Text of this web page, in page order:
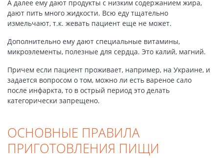
А далее ему дают продукты с низким содержанием жира,
дают пить много жидкости. Всю еду тщательно
измельчают, т.к. жевать пациент еще не может.
Дополнительно ему дают специальные витамины,
микроэлементы, полезные для сердца. Это калий, магний.
Причем если пациент проживает, например, на Украине, и
задается вопросом о том, можно ли есть вареное сало
после инфаркта, то в острый период это делать
категорически запрещено.
ОСНОВНЫЕ ПРАВИЛА
ПРИГОТОВЛЕНИЯ ПИЩИ